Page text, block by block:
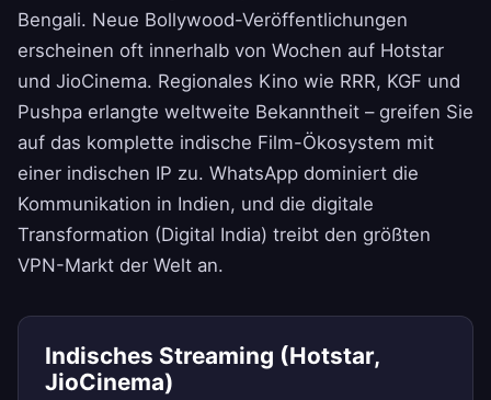
Bengali. Neue Bollywood-Veröffentlichungen
erscheinen oft innerhalb von Wochen auf Hotstar
und JioCinema. Regionales Kino wie RRR, KGF und
Pushpa erlangte weltweite Bekanntheit – greifen Sie
auf das komplette indische Film-Ökosystem mit
einer indischen IP zu. WhatsApp dominiert die
Kommunikation in Indien, und die digitale
Transformation (Digital India) treibt den größten
VPN-Markt der Welt an.
Indisches Streaming (Hotstar,
JioCinema)